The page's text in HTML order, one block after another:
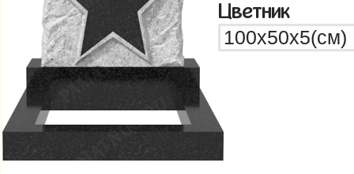
Цветник